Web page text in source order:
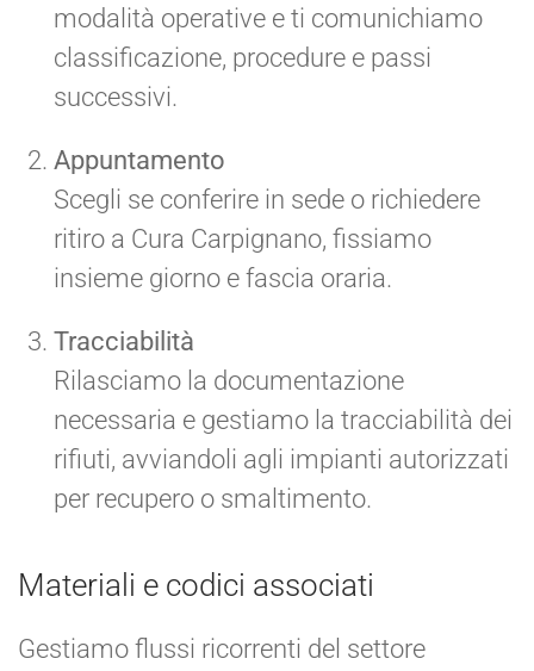
modalità operative e ti comunichiamo
classificazione, procedure e passi
successivi.
Appuntamento
Scegli se conferire in sede o richiedere
ritiro a Cura Carpignano, fissiamo
insieme giorno e fascia oraria.
Tracciabilità
Rilasciamo la documentazione
necessaria e gestiamo la tracciabilità dei
rifiuti, avviandoli agli impianti autorizzati
per recupero o smaltimento.
Materiali e codici associati
Gestiamo flussi ricorrenti del settore